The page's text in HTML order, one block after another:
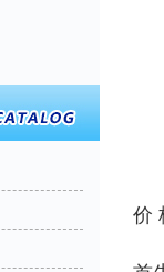
价